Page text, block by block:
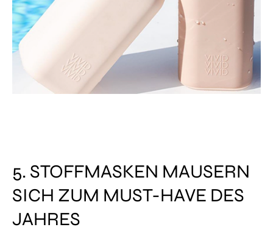
5. STOFFMASKEN MAUSERN
SICH ZUM MUST-HAVE DES
JAHRES